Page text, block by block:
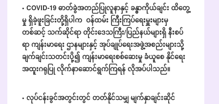
• COVID-19 ဓာတ်ခွဲအတည်ပြုလူနာနှင့် ခန္ဓာကိုယ်ချင်း ထိတွေ့
မှု ရှိခဲ့ဖူးခြင်းတို့ရှိပါက ဝန်ထမ်း ကြီးကြပ်ရေးမှူးများမှ
တစ်ဆင့် သက်ဆိုင်ရာ တိုင်းဒေသကြီး/ပြည်နယ်များရှိ နီးစပ်
ရာ ကျန်းမာရေး ဌာနများနှင့် အုပ်ချုပ်ရေးအဖွဲ့အစည်းများသို့
ချက်ချင်းသတင်းပို့၍ ကျန်းမာရေးစစ်ဆေးမှု ခံယူစေ နိုင်ရေး
အထူးဂရုပြု လိုက်နာဆောင်ရွက်ကြရန် လိုအပ်ပါသည်။
• လုပ်ငန်းခွင်အတွင်းတွင် တတ်နိုင်သမျှ မျက်နှာချင်းဆိုင်